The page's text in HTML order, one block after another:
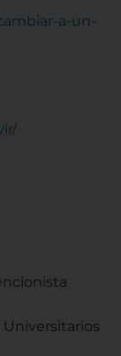
a-un-
Universitarios